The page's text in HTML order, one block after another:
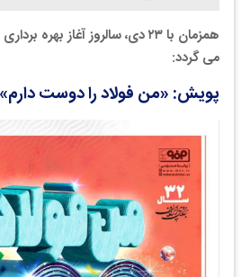
همزمان با ۲۳ دی، سالروز آغاز بهره
می گردد:
پویش: «من فولاد را دوست دارم»